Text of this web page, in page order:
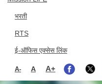
भरती
RTS
ई-ऑफिस एक्सेस लिंक
A- A A+